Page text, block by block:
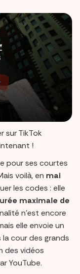
sur TikTok
!
pour ses courtes
voilà, en mai
les codes : elle
maximale de
n’est encore
elle envoie un
cour des grands
des vidéos
YouTube.